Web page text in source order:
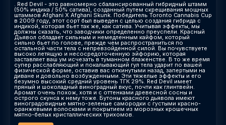
. Red Devil - это равномерно сбалансированный гибридный штамм
(50% индика / 50% сатива), созданный путем скрещивания мощных
штаммов Afghani X Afghani Skunk. Победитель Toronto Cannabis Cup
в 2009 году, этот сорт был выведен с целью создания гибрида с
индикой, которая бьет так же, как сатива. Учитывая эффекты, мы
должны сказать, что заводчики определенно преуспели. Красный
Дьявол обладает сильным и немедленным кайфом, который
сильно бьет по голове, прежде чем распространиться по
остальной части тела с непревзойденной силой. Вы почувствуете
высоко летящую и несосредоточенную эйфорию, которая
заставляет ваш ум исчезать в туманном блаженстве. В то же время
супер расслабляющий и покалывающий гул тела ударит по вашей
физической форме, оставив вас откинутыми назад, запертыми на
диване и довольно возбужденными. Эти тяжелые эффекты и его
безумно высокий средний уровень ТГК 29%. Red Devil имеет
пряный и шоколадный виноградный вкус, почти как глинтвейн.
Аромат очень похож, хотя и с оттенками древесной сосны и
острого скунса к нему тоже. Бутоны красного дьявола имеют
виноградовидные мятно-зеленые самородки с густыми красно-
оранжевыми волосками и покрытием из морозных крошечных
мятно-белых кристаллических трихомов.